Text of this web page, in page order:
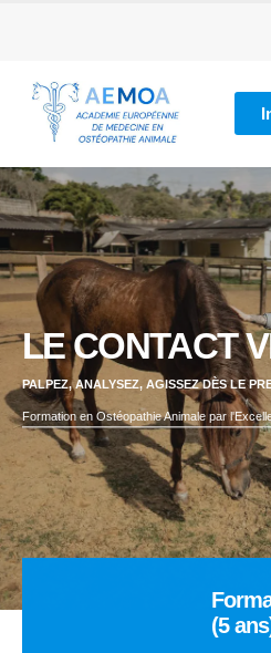
LE CONTACT
PALPEZ, ANALYSEZ, AGISSEZ DÈS LE
Formation en Ostéopathie Animale par
(5